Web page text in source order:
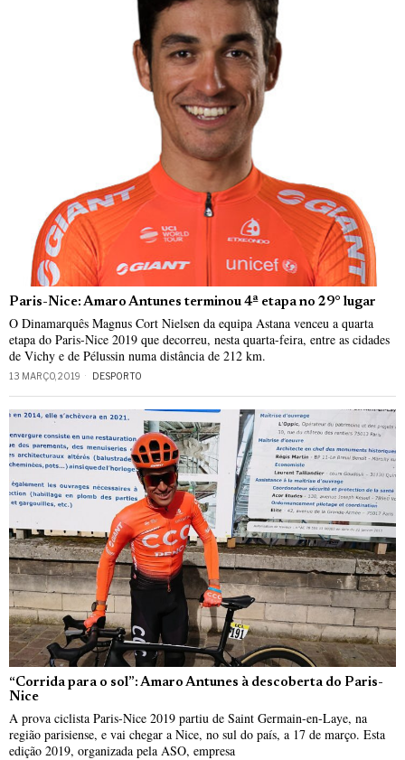
Paris-Nice: Amaro Antunes terminou 4ª etapa no 29° lugar
O Dinamarquês Magnus Cort Nielsen da equipa Astana venceu a quarta
etapa do Paris-Nice 2019 que decorreu, nesta quarta-feira, entre as cidades
de Vichy e de Pélussin numa distância de 212 km.
13 MARÇO, 2019 DESPORTO
“Corrida para o sol”: Amaro Antunes à descoberta do Paris-
Nice
A prova ciclista Paris-Nice 2019 partiu de Saint Germain-en-Laye, na
região parisiense, e vai chegar a Nice, no sul do país, a 17 de março. Esta
edição 2019, organizada pela ASO, empresa